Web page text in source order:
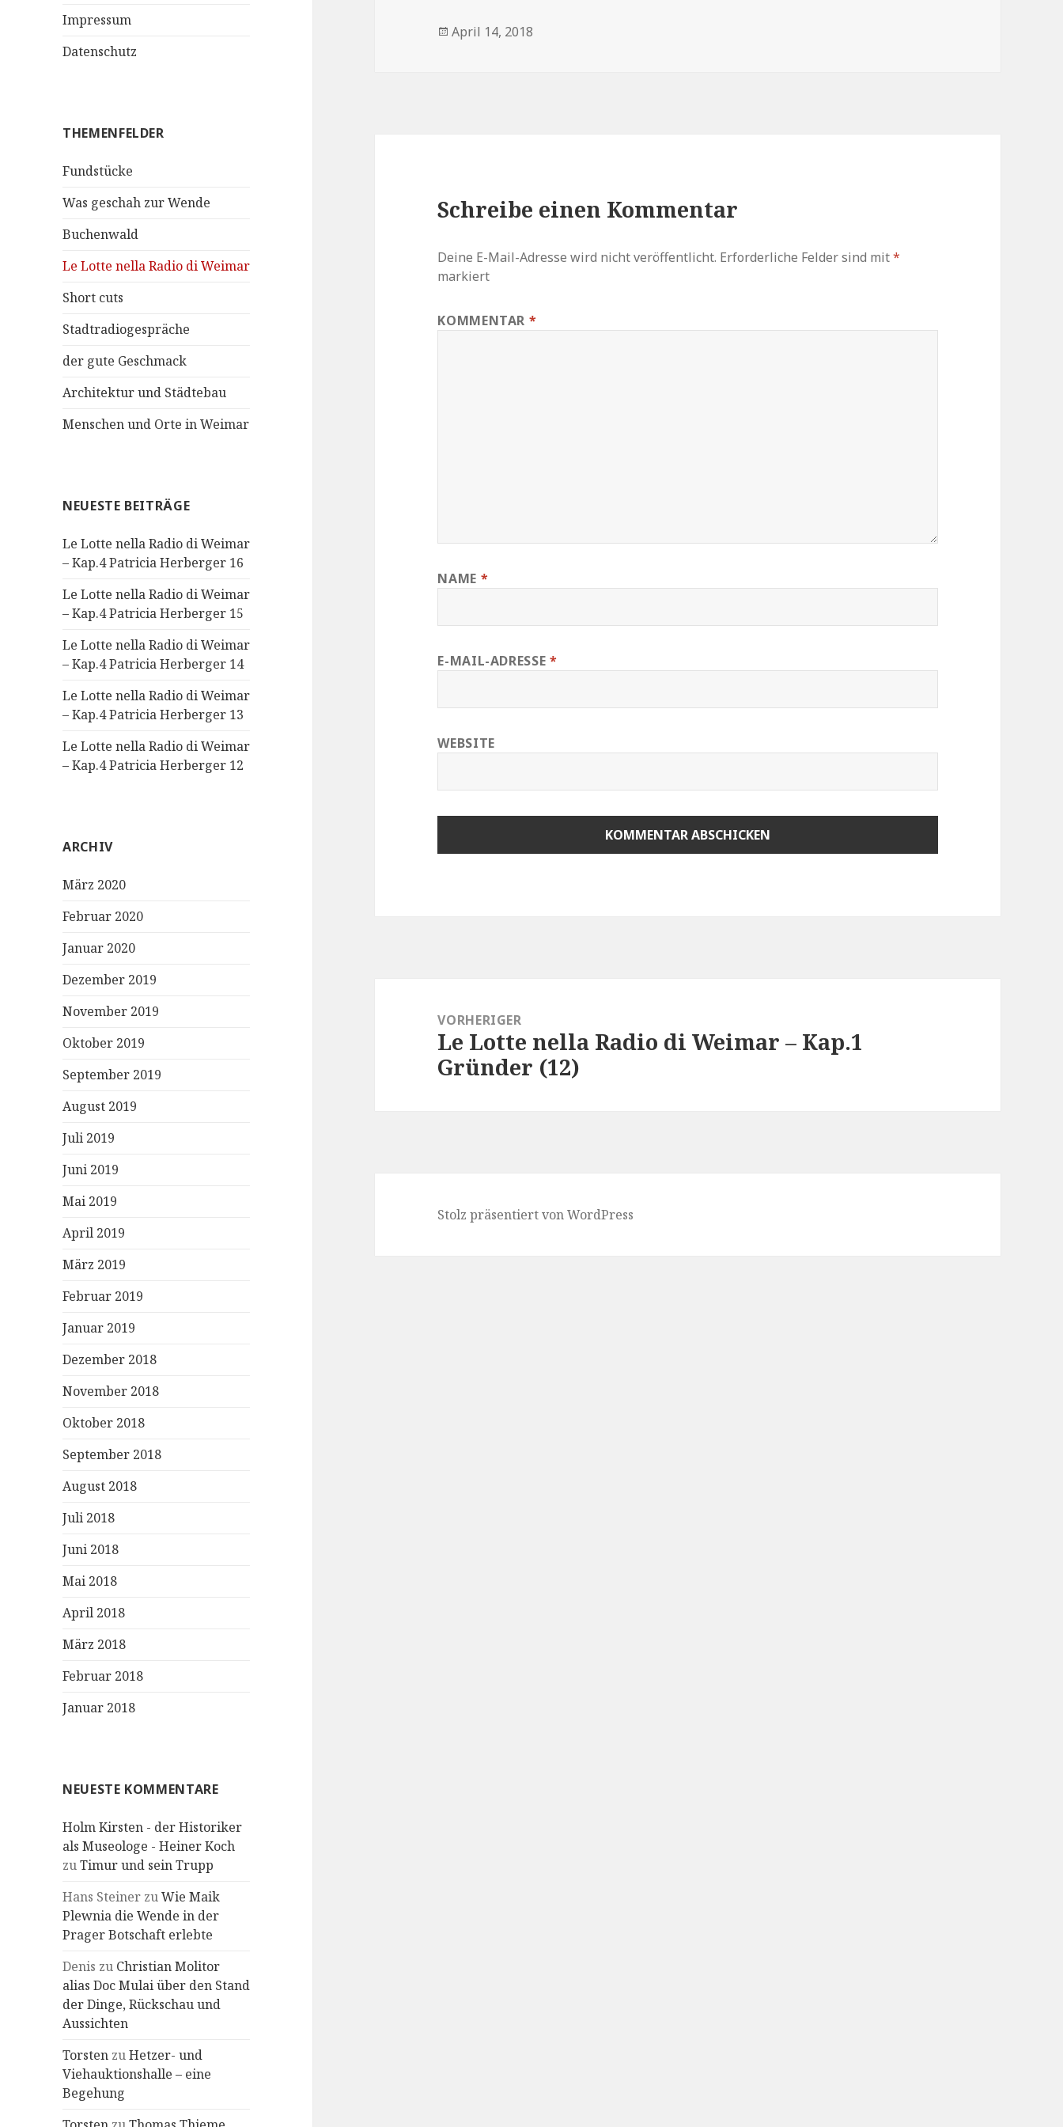
Impressum
Datenschutz
THEMENFELDER
Fundstücke
Was geschah zur Wende
Buchenwald
Le Lotte nella Radio di Weimar
Short cuts
Stadtradiogespräche
der gute Geschmack
Architektur und Städtebau
Menschen und Orte in Weimar
NEUESTE BEITRÄGE
Le Lotte nella Radio di Weimar
– Kap.4 Patricia Herberger 16
Le Lotte nella Radio di Weimar
– Kap.4 Patricia Herberger 15
Le Lotte nella Radio di Weimar
– Kap.4 Patricia Herberger 14
Le Lotte nella Radio di Weimar
– Kap.4 Patricia Herberger 13
Le Lotte nella Radio di Weimar
– Kap.4 Patricia Herberger 12
ARCHIV
März 2020
Februar 2020
Januar 2020
Dezember 2019
November 2019
Oktober 2019
September 2019
August 2019
Juli 2019
Juni 2019
Mai 2019
April 2019
März 2019
Februar 2019
Januar 2019
Dezember 2018
November 2018
Oktober 2018
September 2018
August 2018
Juli 2018
Juni 2018
Mai 2018
April 2018
März 2018
Februar 2018
Januar 2018
NEUESTE KOMMENTARE
Holm Kirsten - der Historiker
als Museologe - Heiner Koch
zuTimur und sein Trupp
Hans Steiner zuWie Maik
Plewnia die Wende in der
Prager Botschaft erlebte
Denis zu Christian Molitor
alias Doc Mulai über den Stand
der Dinge, Rückschau und
Aussichten
Torsten zuHetzer- und
Viehauktionshalle – eine
Begehung
Veröffentlicht
April 14, 2018
Schreibe einen Kommentar
Deine E-Mail-Adresse wird nicht veröffentlicht. Erforderliche Felder sind mit*
markiert
KOMMENTAR *
NAME *
E-MAIL-ADRESSE *
WEBSITE
VORHERIGER
Vorheriger
Beitrag:
Le Lotte nella Radio di Weimar – Kap.1
Gründer (12)
Stolz präsentiert von WordPress